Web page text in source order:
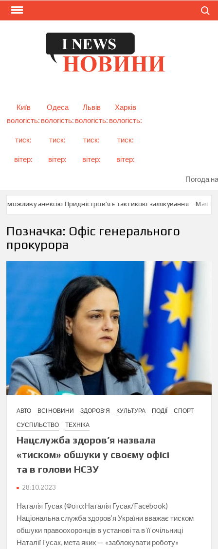
Skip
Київ
Одеса Львів
Харків
вологість:
тиск:
вітер:
вологість:
тиск:
вітер:
вологість:
тиск:
вітер:
вологість:
тиск:
вітер:
Погода
можливу анексію Придністров’я є тактикою залякування – Мая
Позначка: Офіс генерального
прокурора
АВТО ВСІ НОВИНИ ЗДОРОВ'Я КУЛЬТУРА ПОДІЇ
СПОРТ
СУСПІЛЬСТВО
ТЕХНІКА
Нацслужба здоров’я назвала
«тиском» обшуки у своєму офісі
та в голови НСЗУ
28.10.2023
Наталія Гусак (Фото:Наталія Гусак/Facebook)
Національна служба здоров’я України вважає тиском
обшуки правоохоронців в установі та в її очільниці
Наталії Гусак, мета яких — «заблокувати роботу»